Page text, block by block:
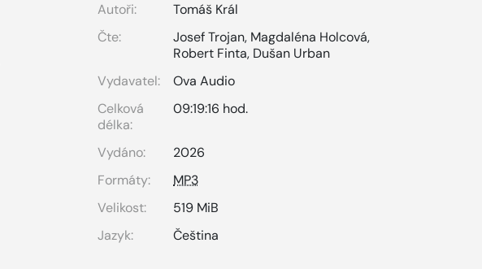
Autoři:
Tomáš Král
Čte:
Josef Trojan, Magdaléna Holcová,
Robert Finta, Dušan Urban
Vydavatel:
Ova Audio
Celková
délka:
09:19:16 hod.
Vydáno:
2026
Formáty:
MP3
Velikost:
519 MiB
Jazyk:
Čeština